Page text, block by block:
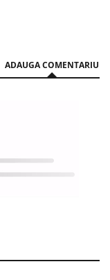
ADAUGA COMENTARIU